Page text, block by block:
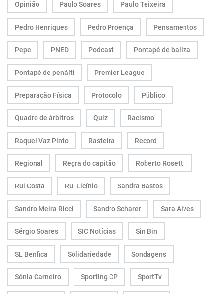
Opinião Paulo Soares Paulo Teixeira
Pedro Henriques Pedro Proença Pensamentos
Pepe PNED Podcast Pontapé de baliza
Pontapé de penálti Premier League
Preparação Física Protocolo Público
Quadro de árbitros Quiz Racismo
Raquel Vaz Pinto Rasteira Record
Regional Regra do capitão Roberto Rosetti
Rui Costa Rui Licínio Sandra Bastos
Sandro Meira Ricci Sandro Scharer Sara Alves
Sérgio Soares SIC Notícias Sin Bin
SL Benfica Solidariedade Sondagens
Sónia Carneiro Sporting CP SportTv